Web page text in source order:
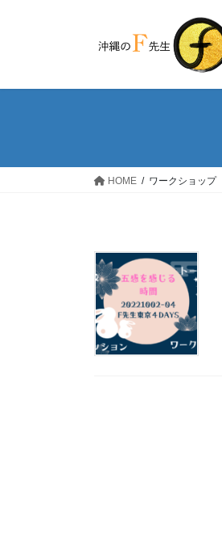
ツ
シ
HOME ワークショップ